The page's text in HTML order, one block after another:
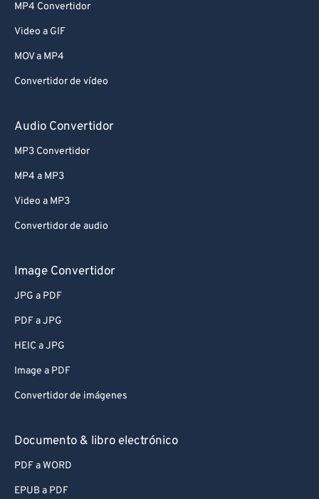
MP4 Convertidor
Video a GIF
MOV a MP4
Convertidor de vídeo
Audio Convertidor
MP3 Convertidor
MP4 a MP3
Video a MP3
Convertidor de audio
Image Convertidor
JPG a PDF
PDF a JPG
HEIC a JPG
Image a PDF
Convertidor de imágenes
Documento & libro electrónico
PDF a WORD
EPUB a PDF